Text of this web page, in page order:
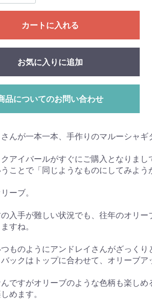
カートに入れる
お気に入りに追加
品についてのお問い合わせ
んが一本一本、手作りのマルーシャギ
アイバールがすぐにご購入となりまし
ことで「同じようなものにしてみよう
ーブ。
入手が難しい状況でも、往年のオリー
すね。
ものようにアンドレイさんがざっくり
ックはトップに合わせて、オリーブア
ですがオリーブのような色柄も楽しめ
めます。